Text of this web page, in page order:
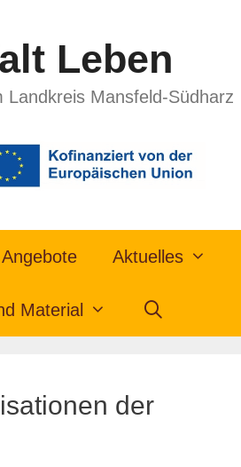
Leben
Mansfeld-Südharz
Aktuelles
Material
der